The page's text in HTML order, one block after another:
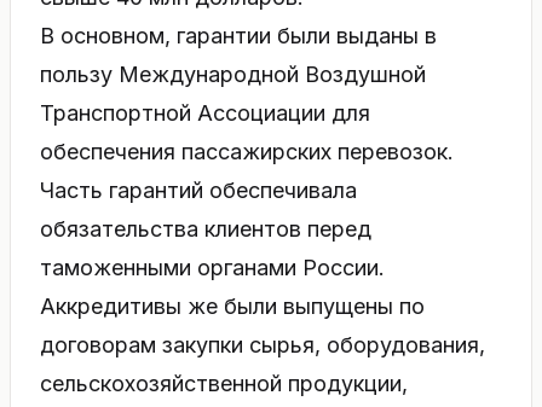
В основном, гарантии были выданы в
пользу Международной Воздушной
Транспортной Ассоциации для
обеспечения пассажирских перевозок.
Часть гарантий обеспечивала
обязательства клиентов перед
таможенными органами России.
Аккредитивы же были выпущены по
договорам закупки сырья, оборудования,
сельскохозяйственной продукции,